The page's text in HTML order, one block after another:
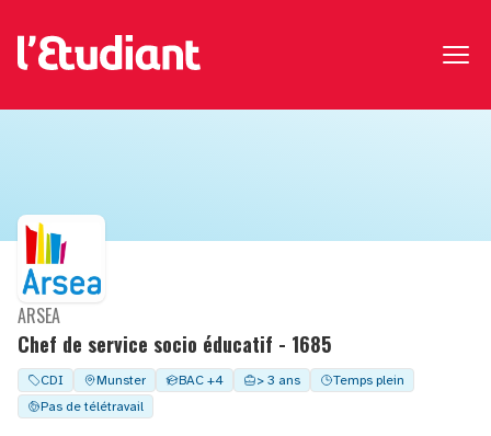
Chef de service socio éducatif - 1685
ARSEA
CDI Munster BAC +4 > 3 ans
Temps plein
Pas de télétravail